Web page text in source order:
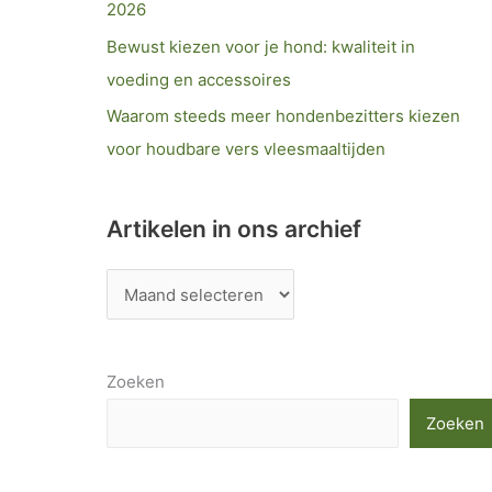
2026
Bewust kiezen voor je hond: kwaliteit in
voeding en accessoires
Waarom steeds meer hondenbezitters kiezen
voor houdbare vers vleesmaaltijden
Artikelen in ons archief
Zoeken
Zoeken